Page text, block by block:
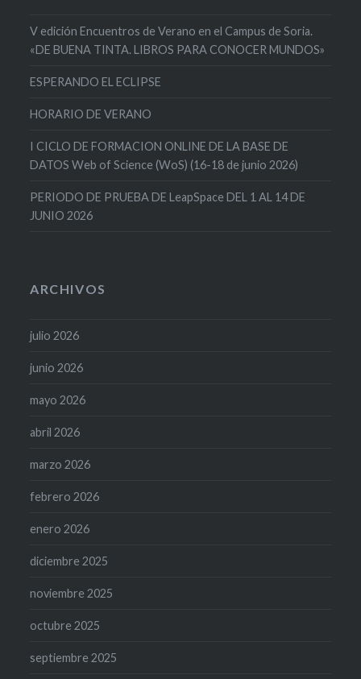
V edición Encuentros de Verano en el Campus de Soria.
«DE BUENA TINTA. LIBROS PARA CONOCER MUNDOS»
ESPERANDO EL ECLIPSE
HORARIO DE VERANO
I CICLO DE FORMACION ONLINE DE LA BASE DE
DATOS Web of Science (WoS) (16-18 de junio 2026)
PERIODO DE PRUEBA DE LeapSpace DEL 1 AL 14 DE
JUNIO 2026
ARCHIVOS
julio 2026
junio 2026
mayo 2026
abril 2026
marzo 2026
febrero 2026
enero 2026
diciembre 2025
noviembre 2025
octubre 2025
septiembre 2025